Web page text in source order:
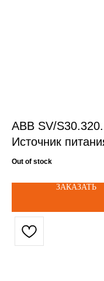
ABB SV/
Источник
мА
Out of stock
ЗАКАЗАТЬ